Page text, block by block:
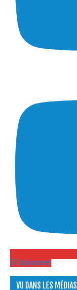
S\'abonner
VU DANS LES MÉDIAS